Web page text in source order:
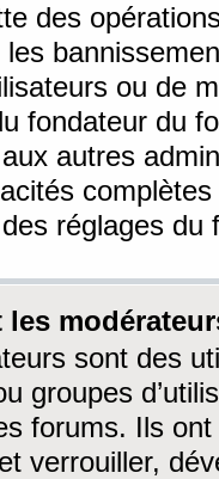
des
ou de
fondateur du
autres
réglages du
les
sont des
groupes
forums. Ils ont
verrouiller,